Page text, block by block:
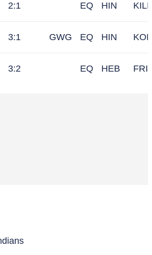
2:1 EQ HIN
3:1 GWG EQ HIN
3:2 EQ HEB